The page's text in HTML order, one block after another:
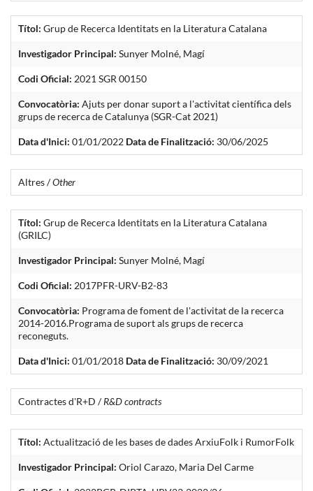
Títol: Grup de Recerca Identitats en la Literatura Catalana
Investigador Principal: Sunyer Molné, Magí
Codi Oficial: 2021 SGR 00150
Convocatòria: Ajuts per donar suport a l'activitat científica dels
grups de recerca de Catalunya (SGR-Cat 2021)
Data d'Inici: 01/01/2022 Data de Finalització: 30/06/2025
Altres /Other
Títol: Grup de Recerca Identitats en la Literatura Catalana
(GRILC)
Investigador Principal: Sunyer Molné, Magí
Codi Oficial: 2017PFR-URV-B2-83
Convocatòria: Programa de foment de l'activitat de la recerca
2014-2016.Programa de suport als grups de recerca
reconeguts.
Data d'Inici: 01/01/2018 Data de Finalització: 30/09/2021
Contractes d'R+D /R&D contracts
Títol: Actualització de les bases de dades ArxiuFolk i RumorFolk
Investigador Principal: Oriol Carazo, Maria Del Carme